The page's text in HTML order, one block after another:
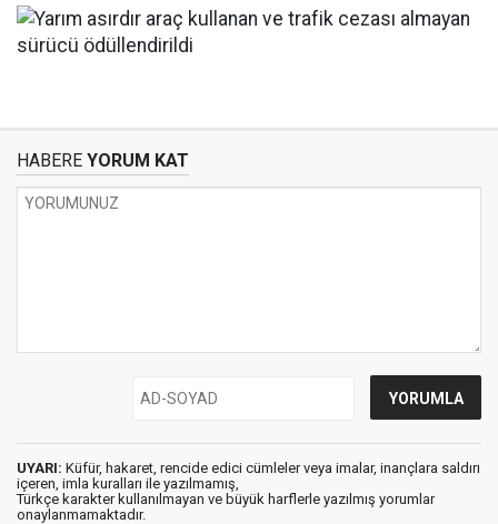
HABERE YORUM KAT
UYARI: Küfür, hakaret, rencide edici cümleler veya imalar, inançlara saldırı
içeren, imla kuralları ile yazılmamış,
Türkçe karakter kullanılmayan ve büyük harflerle yazılmış yorumlar
onaylanmamaktadır.